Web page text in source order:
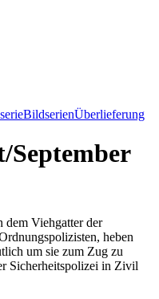
BildserienÜberlieferung
September
dem Viehgatter der
heben
um sie zum Zug zu
Sicherheitspolizei in Zivil